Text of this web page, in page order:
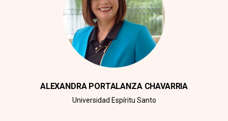
ALEXANDRA PORTALANZA CHAVARRIA
Universidad Espíritu Santo